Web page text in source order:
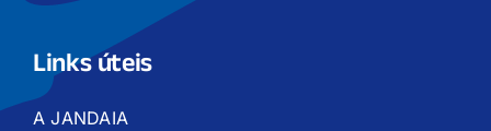
Links úteis
A JANDAIA